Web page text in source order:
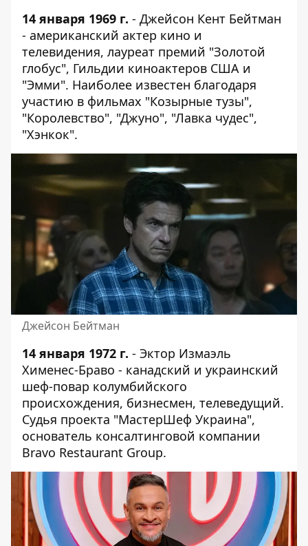
14 января 1969 г. - Джейсон Кент Бейтман
- американский актер кино и
телевидения, лауреат премий "Золотой
глобус", Гильдии киноактеров США и
"Эмми". Наиболее известен благодаря
участию в фильмах "Козырные тузы",
"Королевство", "Джуно", "Лавка чудес",
"Хэнкок".
Джейсон Бейтман
14 января 1972 г. - Эктор Измаэль
Хименес-Браво - канадский и украинский
шеф-повар колумбийского
происхождения, бизнесмен, телеведущий.
Судья проекта "МастерШеф Украина",
основатель консалтинговой компании
Bravo Restaurant Group.